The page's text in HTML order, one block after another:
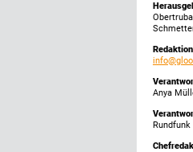
Anya